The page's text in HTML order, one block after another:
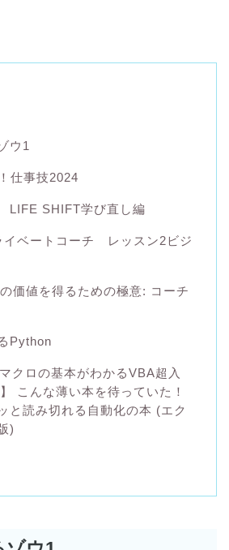
ウ1
仕事技2024
LIFE SHIFT学び直し編
イベートコーチ レッスン2ビジ
価値を得るための極意: コーチ
Python
クロの基本がわかるVBA超入
こんな薄い本を待っていた！
と読み切れる自動化の本 (エク
)